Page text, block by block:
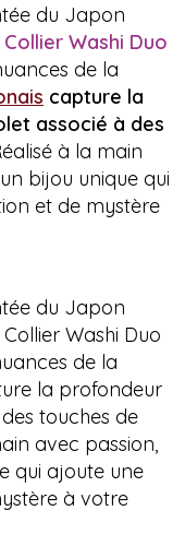
du Japon
Collier Washi Duo
de la
capture la
associé à des
à la main
bijou unique qui
et de mystère
du Japon
Washi Duo
de la
la profondeur
touches de
avec passion,
qui ajoute une
à votre